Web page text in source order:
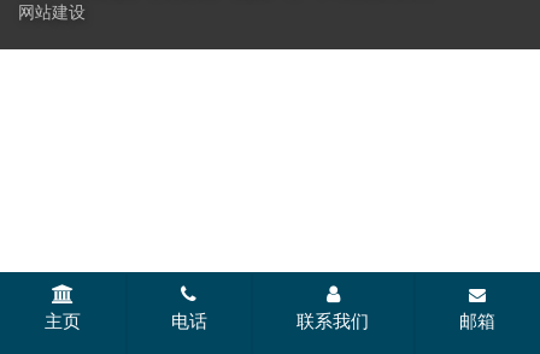
网站建设
主页 电话 联系我们 邮箱